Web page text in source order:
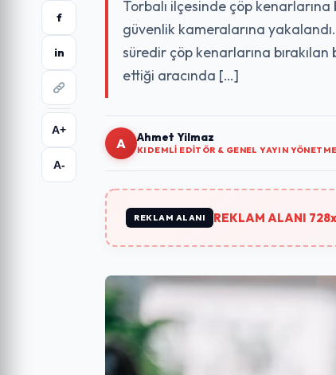
f
in
A+
A-
Torbalı ilçesinde çöp kenarlarına
güvenlik kameralarına
süredir çöp kenarlarına
ettiği aracında […]
A Ahmet Yilmaz
KIDEMLI EDITÖR & GENEL YAYIN
REKLAM ALANI REKLAM ALANI